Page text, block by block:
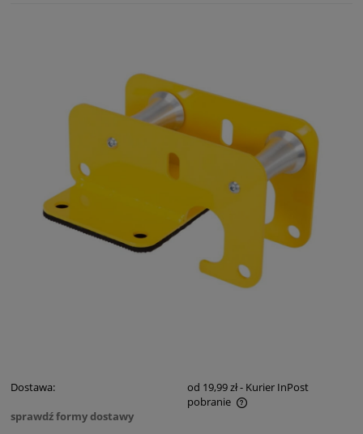
Dostawa: od 19,99 zł- Kurier InPost
pobranie
Cena nie zawiera ewentualnych kosztów płatności
sprawdź formy dostawy